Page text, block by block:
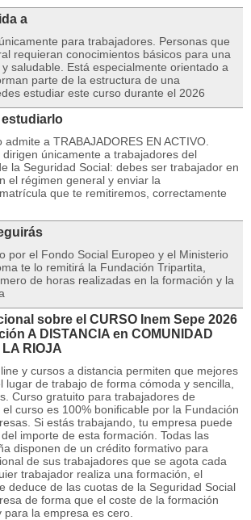
a
para trabajadores. Personas que
requieran conocimientos básicos para una
saludable. Está especialmente orientado a
parte de la estructura de una
estudiar este curso durante el 2026
a TRABAJADORES EN ACTIVO.
únicamente a trabajadores del
la Seguridad Social: debes ser trabajador en
el régimen general y enviar la
que te remitiremos, correctamente
por el Fondo Social Europeo y el Ministerio
te lo remitirá la Fundación Tripartita,
de horas realizadas en la formación y la
sobre el CURSO Inem Sepe 2026
A DISTANCIA en COMUNIDAD
RIOJA
y cursos a distancia permiten que mejores
lugar de trabajo de forma cómoda y sencilla,
Curso gratuito para trabajadores de
curso es 100% bonificable por la Fundación
Si estás trabajando, tu empresa puede
importe de esta formación. Todas las
disponen de un crédito formativo para
de sus trabajadores que se agota cada
trabajador realiza una formación, el
deduce de las cuotas de la Seguridad Social
de forma que el coste de la formación
la empresa es cero.